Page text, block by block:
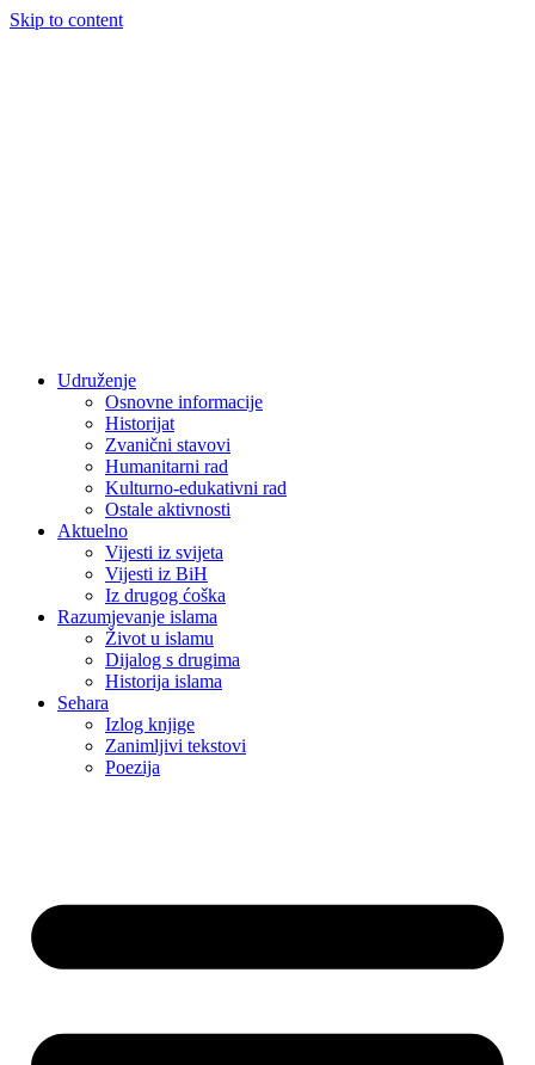
Skip to content
Udruženje
Osnovne informacije
Historijat
Zvanični stavovi
Humanitarni rad
Kulturno-edukativni rad
Ostale aktivnosti
Aktuelno
Vijesti iz svijeta
Vijesti iz BiH
Iz drugog ćoška
Razumjevanje islama
Život u islamu
Dijalog s drugima
Historija islama
Sehara
Izlog knjige
Zanimljivi tekstovi
Poezija